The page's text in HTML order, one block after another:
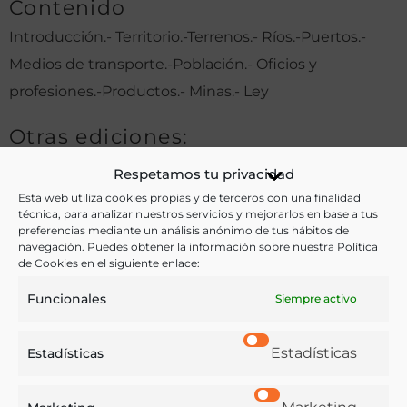
Respetamos tu privacidad
Esta web utiliza cookies propias y de terceros con una finalidad
técnica, para analizar nuestros servicios y mejorarlos en base a tus
preferencias mediante un análisis anónimo de tus hábitos de
navegación. Puedes obtener la información sobre nuestra Política
de Cookies en el siguiente enlace:
Funcionales Siempre activo
Estadísticas Estadísticas
Contenido
Introducción.- Territorio.-Terrenos.- Ríos.-Puertos.-
Medios de transporte.-Población.- Oficios y
profesiones.-Productos.- Minas.- Ley
Otras ediciones:
Notas:
Ver más libros con las palabras clave:
Agricultura